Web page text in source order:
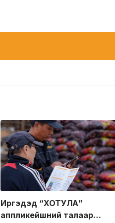
Иргэдэд “ХОТУЛА”
аппликейшний талаар